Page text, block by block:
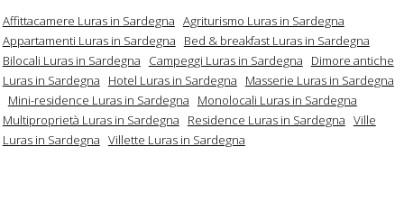
Affittacamere Luras in Sardegna Agriturismo Luras in Sardegna
Appartamenti Luras in Sardegna
Bed & breakfast Luras in Sardegna
Bilocali Luras in Sardegna
Campeggi Luras in Sardegna
Dimore antiche
Luras in Sardegna
Hotel Luras in Sardegna
Masserie Luras in Sardegna
Mini-residence Luras in Sardegna
Monolocali Luras in Sardegna
Multiproprietà Luras in Sardegna
Residence Luras in Sardegna Ville
Luras in Sardegna Villette Luras in Sardegna